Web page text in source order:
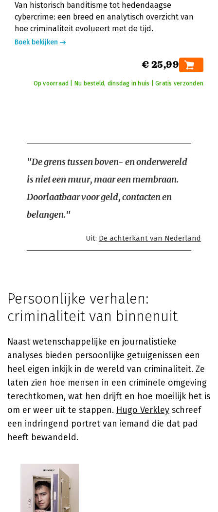
Van historisch banditisme tot hedendaagse
cybercrime: een breed en analytisch overzicht van
hoe criminaliteit evolueert met de tijd.
Boek bekijken
€ 25,99
Op voorraad | Nu besteld, dinsdag in huis | Gratis verzonden
"De grens tussen boven- en onderwereld
is niet een muur, maar een membraan.
Doorlaatbaar voor geld, contacten en
belangen."
Uit: De achterkant van Nederland
Persoonlijke verhalen:
criminaliteit van binnenuit
Naast wetenschappelijke en journalistieke
analyses bieden persoonlijke getuigenissen een
heel eigen inkijk in de wereld van criminaliteit. Ze
laten zien hoe mensen in een criminele omgeving
terechtkomen, wat hen drijft en hoe moeilijk het is
om er weer uit te stappen. Hugo Verkley schreef
een indringend portret van iemand die dat pad
heeft bewandeld.